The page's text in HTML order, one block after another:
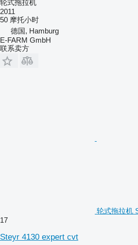
轮式拖拉机
2011
50 摩托小时
德国, Hamburg
E-FARM GmbH
联系卖方
轮式拖拉机
17
Steyr 4130 expert cvt